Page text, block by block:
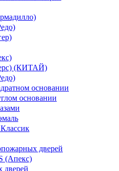
(КИТАЙ)
основании
основании
дверей
(Апекс)
дверей